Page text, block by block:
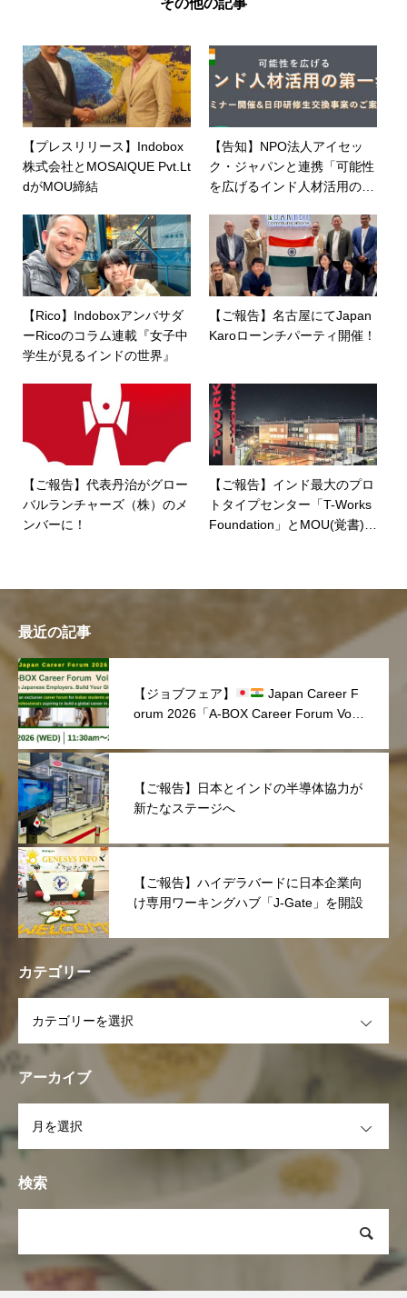
【プレスリリース】Indobox
株式会社とMOSAIQUE Pvt.Lt
dがMOU締結
【告知】NPO法人アイセッ
ク・ジャパンと連携「可能性
を広げるインド人材活用の第
【Rico】Indoboxアンバサダ
ーRicoのコラム連載『女子中
学生が見るインドの世界』
【ご報告】名古屋にてJapan
Karoローンチパーティ開催！
【ご報告】代表丹治がグロー
バルランチャーズ（株）のメ
ンバーに！
【ご報告】インド最大のプロ
トタイプセンター「T-Works
Foundation」とMOU(覚書)を
最近の記事
【ジョブフェア】
Japan Career F
orum 2026「A-BOX Career Forum Vol.
【ご報告】日本とインドの半導体協力が
新たなステージへ
【ご報告】ハイデラバードに日本企業向
け専用ワーキングハブ「J-Gate」を開設
カテゴリー
アーカイブ
検索